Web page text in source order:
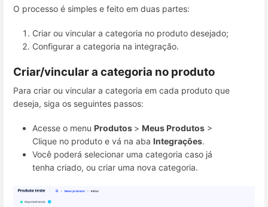
O processo é simples e feito em duas partes:
Criar ou vincular a categoria no produto desejado;
Configurar a categoria na integração.
Criar/vincular a categoria no produto
Para criar ou vincular a categoria em cada produto que
deseja, siga os seguintes passos:
Acesse o menu Produtos > Meus Produtos >
Clique no produto e vá na aba Integrações.
Você poderá selecionar uma categoria caso já
tenha criado, ou criar uma nova categoria.